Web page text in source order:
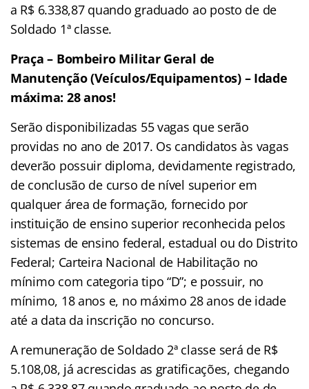
a R$ 6.338,87 quando graduado ao posto de de
Soldado 1ª classe.
Praça – Bombeiro Militar Geral de
Manutenção (Veículos/Equipamentos) – Idade
máxima: 28 anos!
Serão disponibilizadas 55 vagas que serão
providas no ano de 2017. Os candidatos às vagas
deverão possuir diploma, devidamente registrado,
de conclusão de curso de nível superior em
qualquer área de formação, fornecido por
instituição de ensino superior reconhecida pelos
sistemas de ensino federal, estadual ou do Distrito
Federal; Carteira Nacional de Habilitação no
mínimo com categoria tipo “D”; e possuir, no
mínimo, 18 anos e, no máximo 28 anos de idade
até a data da inscrição no concurso.
A remuneração de Soldado 2ª classe será de R$
5.108,08, já acrescidas as gratificações, chegando